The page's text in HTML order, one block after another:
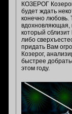
КОЗЕРОГ
будет ждать
конечно любовь.
вдохновляющая,
который
либо
придать Вам
Козерог,
быстрее
этом году.